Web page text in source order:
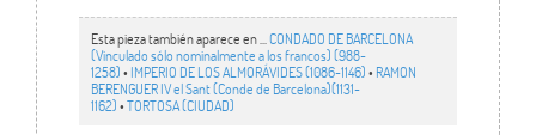
Esta pieza también aparece en ... CONDADO DE BARCELONA
(Vinculado sólo nominalmente a los francos) (988-
1258)• IMPERIO DE LOS ALMORÁVIDES (1086-1146)• RAMON
BERENGUER IV el Sant (Conde de Barcelona)(1131-
1162)•TORTOSA (CIUDAD)